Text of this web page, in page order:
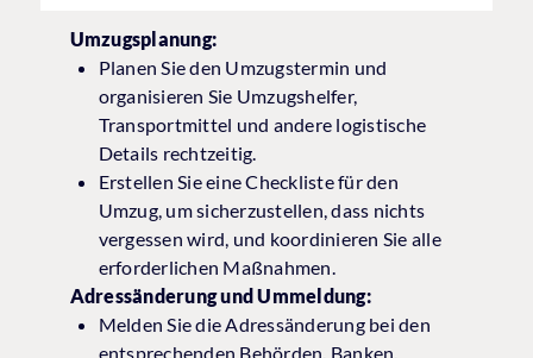
Umzugsplanung:
Planen Sie den Umzugstermin und
organisieren Sie Umzugshelfer,
Transportmittel und andere logistische
Details rechtzeitig.
Erstellen Sie eine Checkliste für den
Umzug, um sicherzustellen, dass nichts
vergessen wird, und koordinieren Sie alle
erforderlichen Maßnahmen.
Adressänderung und Ummeldung:
Melden Sie die Adressänderung bei den
entsprechenden Behörden, Banken,